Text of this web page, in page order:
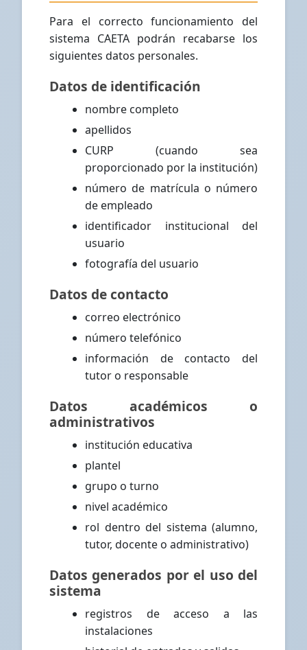
Para el correcto funcionamiento del
sistema CAETA podrán recabarse los
siguientes datos personales.
Datos de identificación
nombre completo
apellidos
CURP (cuando sea
proporcionado por la institución)
número de matrícula o número
de empleado
identificador institucional del
usuario
fotografía del usuario
Datos de contacto
correo electrónico
número telefónico
información de contacto del
tutor o responsable
Datos académicos o
administrativos
institución educativa
plantel
grupo o turno
nivel académico
rol dentro del sistema (alumno,
tutor, docente o administrativo)
Datos generados por el uso del
sistema
registros de acceso a las
instalaciones